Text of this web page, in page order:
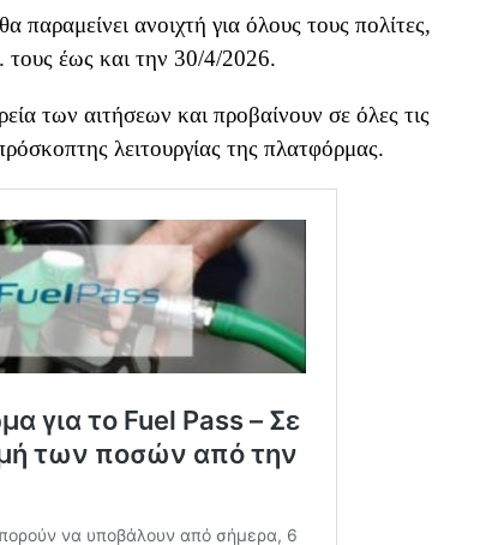
ανοιχτή για όλους τους πολίτες,
έως και την 30/4/2026.
των αιτήσεων και προβαίνουν σε όλες τις
λειτουργίας της πλατφόρμας.